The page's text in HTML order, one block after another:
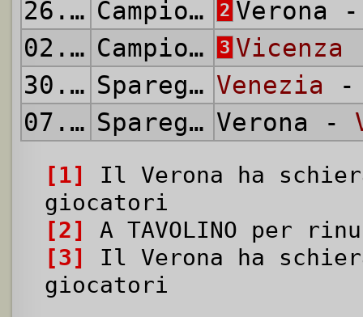
26.03.1944
Campionato Alta Italia 2 Verona
02.04.1944
Campionato Alta Italia 3 Vicenza
30.04.1944
Spareggio Promozione Venezia -
07.05.1944
Spareggio Promozione Verona -
[1]
Il Verona ha
giocatori
[2]
A TAVOLINO per
[3]
Il Verona ha
giocatori